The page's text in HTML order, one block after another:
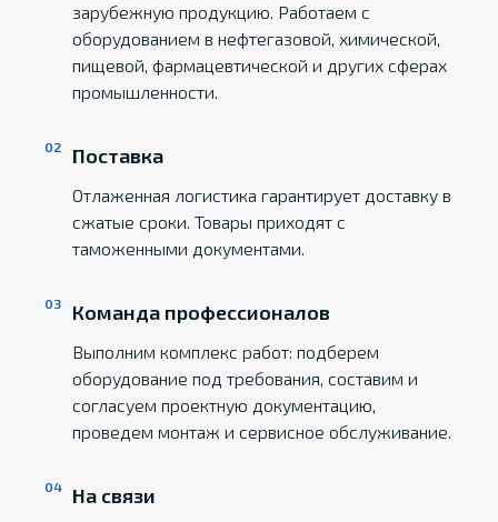
зарубежную продукцию. Работаем с
оборудованием в нефтегазовой, химической,
пищевой, фармацевтической и других сферах
промышленности.
Поставка
Отлаженная логистика гарантирует доставку в
сжатые сроки. Товары приходят с
таможенными документами.
Команда профессионалов
Выполним комплекс работ: подберем
оборудование под требования, составим и
согласуем проектную документацию,
проведем монтаж и сервисное обслуживание.
На связи